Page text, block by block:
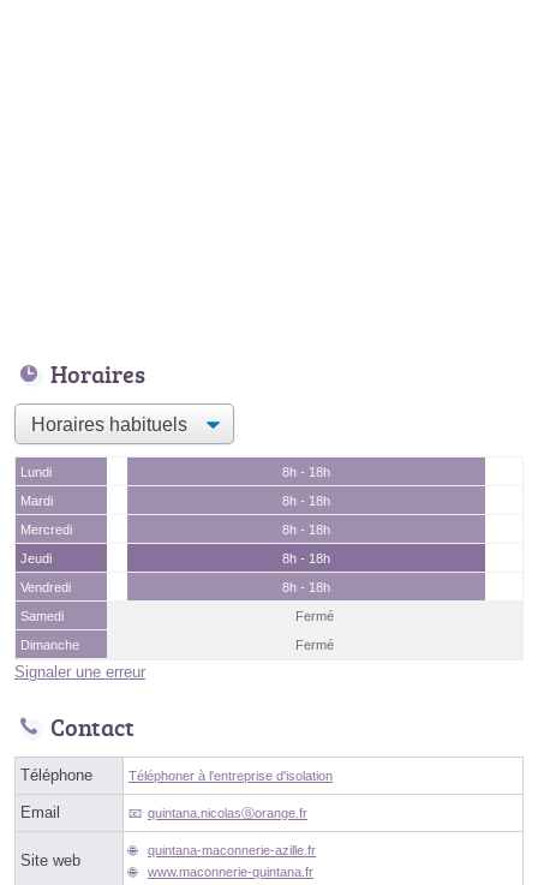
Horaires
Lundi
8h - 18h
Mardi
8h - 18h
Mercredi
8h - 18h
Jeudi
8h - 18h
Vendredi
8h - 18h
Samedi
Fermé
Dimanche
Fermé
Signaler une erreur
Contact
Téléphone Téléphoner à l'entreprise d'isolation
Email quintana.nicolasⓐorange.fr
Site web
quintana-maconnerie-azille.fr
www.maconnerie-quintana.fr